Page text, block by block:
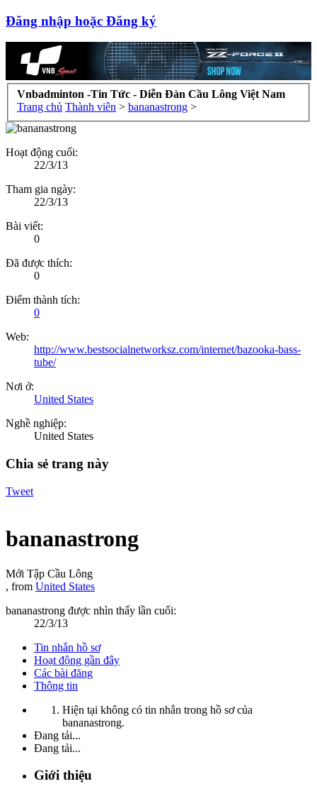
Đăng nhập hoặc Đăng ký
Vnbadminton -Tin Tức - Diễn Đàn Cầu Lông Việt Nam
Trang chủ Thành viên > bananastrong >
Hoạt động cuối:
22/3/13
Tham gia ngày:
22/3/13
Bài viết:
0
Đã được thích:
0
Điểm thành tích:
0
Web:
http://www.bestsocialnetworksz.com/internet/bazooka-bass-
tube/
Nơi ở:
United States
Nghề nghiệp:
United States
Chia sẻ trang này
Tweet
bananastrong
Mới Tập Cầu Lông
, from United States
bananastrong được nhìn thấy lần cuối:
22/3/13
Tin nhắn hồ sơ
Hoạt động gần đây
Các bài đăng
Thông tin
Hiện tại không có tin nhắn trong hồ sơ của
bananastrong.
Đang tải...
Đang tải...
Giới thiệu